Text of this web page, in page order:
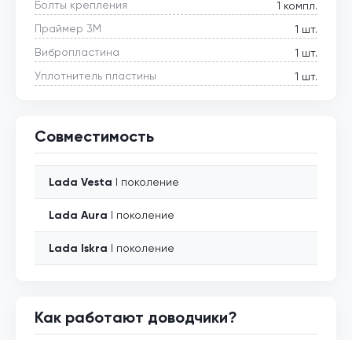
Болты крепления
1 компл.
Праймер 3М
1 шт.
Вибропластина
1 шт.
Уплотнитель пластины
1 шт.
Совместимость
Lada Vesta I поколение
Lada Aura I поколение
Lada Iskra I поколение
Как работают доводчики?